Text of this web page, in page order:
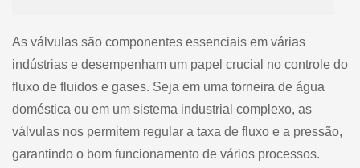
As válvulas são componentes essenciais em várias
indústrias e desempenham um papel crucial no controle do
fluxo de fluidos e gases. Seja em uma torneira de água
doméstica ou em um sistema industrial complexo, as
válvulas nos permitem regular a taxa de fluxo e a pressão,
garantindo o bom funcionamento de vários processos.